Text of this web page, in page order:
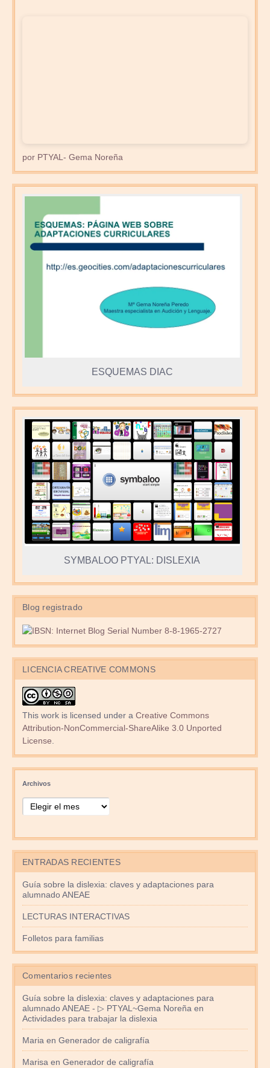
por PTYAL- Gema Noreña
ESQUEMAS DIAC
SYMBALOO PTYAL: DISLEXIA
Blog registrado
LICENCIA CREATIVE COMMONS
This work is licensed under a Creative Commons
Attribution-NonCommercial-ShareAlike 3.0 Unported
License.
Archivos
ENTRADAS RECIENTES
Guía sobre la dislexia: claves y adaptaciones para
alumnado ANEAE
LECTURAS INTERACTIVAS
Folletos para familias
Comentarios recientes
Guía sobre la dislexia: claves y adaptaciones para
alumnado ANEAE - ▷ PTYAL~Gema Noreña en
Actividades para trabajar la dislexia
Maria en Generador de caligrafía
Marisa en Generador de caligrafía